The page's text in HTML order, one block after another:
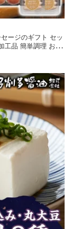
ージのギフト セッ
工品 簡単調理 おつ
鳩山町